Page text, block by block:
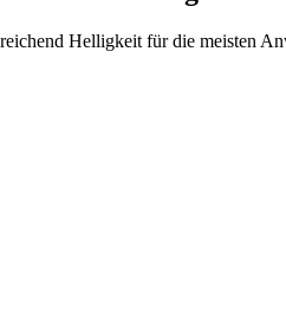
Helligkeit für die meisten